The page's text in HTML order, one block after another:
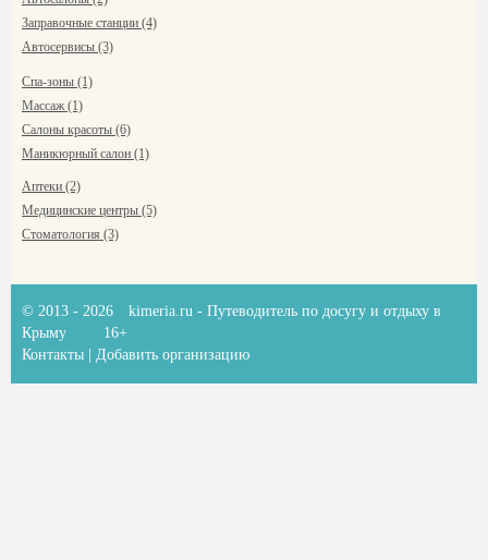
Заправочные станции (4)
Автосервисы (3)
Спа-зоны (1)
Массаж (1)
Салоны красоты (6)
Маникюрный салон (1)
Аптеки (2)
Медицинские центры (5)
Стоматология (3)
© 2013 - 2026 kimeria.ru - Путеводитель по досугу и отдыху в
Крыму
16+
Контакты
Добавить организацию